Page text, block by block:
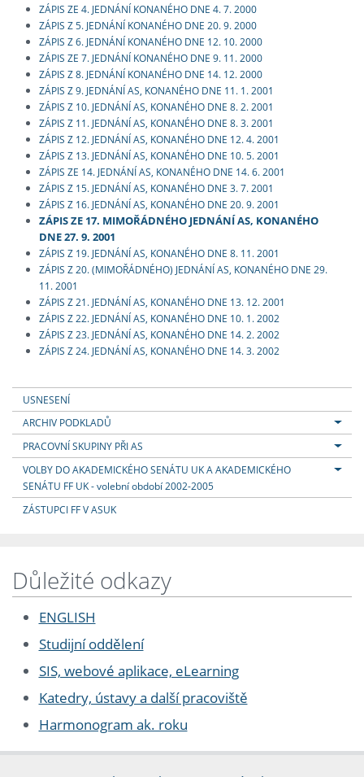
ZÁPIS ZE 4. JEDNÁNÍ KONANÉHO DNE 4. 7. 2000
ZÁPIS Z 5. JEDNÁNÍ KONANÉHO DNE 20. 9. 2000
ZÁPIS Z 6. JEDNÁNÍ KONANÉHO DNE 12. 10. 2000
ZÁPIS ZE 7. JEDNÁNÍ KONANÉHO DNE 9. 11. 2000
ZÁPIS Z 8. JEDNÁNÍ KONANÉHO DNE 14. 12. 2000
ZÁPIS Z 9. JEDNÁNÍ AS, KONANÉHO DNE 11. 1. 2001
ZÁPIS Z 10. JEDNÁNÍ AS, KONANÉHO DNE 8. 2. 2001
ZÁPIS Z 11. JEDNÁNÍ AS, KONANÉHO DNE 8. 3. 2001
ZÁPIS Z 12. JEDNÁNÍ AS, KONANÉHO DNE 12. 4. 2001
ZÁPIS Z 13. JEDNÁNÍ AS, KONANÉHO DNE 10. 5. 2001
ZÁPIS ZE 14. JEDNÁNÍ AS, KONANÉHO DNE 14. 6. 2001
ZÁPIS Z 15. JEDNÁNÍ AS, KONANÉHO DNE 3. 7. 2001
ZÁPIS Z 16. JEDNÁNÍ AS, KONANÉHO DNE 20. 9. 2001
ZÁPIS ZE 17. MIMOŘÁDNÉHO JEDNÁNÍ AS, KONANÉHO
DNE 27. 9. 2001
ZÁPIS Z 19. JEDNÁNÍ AS, KONANÉHO DNE 8. 11. 2001
ZÁPIS Z 20. (MIMOŘÁDNÉHO) JEDNÁNÍ AS, KONANÉHO DNE 29.
11. 2001
ZÁPIS Z 21. JEDNÁNÍ AS, KONANÉHO DNE 13. 12. 2001
ZÁPIS Z 22. JEDNÁNÍ AS, KONANÉHO DNE 10. 1. 2002
ZÁPIS Z 23. JEDNÁNÍ AS, KONANÉHO DNE 14. 2. 2002
ZÁPIS Z 24. JEDNÁNÍ AS, KONANÉHO DNE 14. 3. 2002
USNESENÍ
ARCHIV PODKLADŮ
PRACOVNÍ SKUPINY PŘI AS
VOLBY DO AKADEMICKÉHO SENÁTU UK A AKADEMICKÉHO
SENÁTU FF UK - volební období 2002-2005
ZÁSTUPCI FF V ASUK
Důležité odkazy
ENGLISH
Studijní oddělení
SIS, webové aplikace, eLearning
Katedry, ústavy a další pracoviště
Harmonogram ak. roku